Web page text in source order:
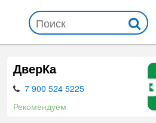
ДверКа
7 900 524 5225
Рекомендуем